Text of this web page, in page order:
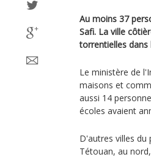
Au moins 37
Safi. La ville
torrentielles dans
Le ministère de
maisons et
aussi 14
écoles avaient
D'autres villes
Tétouan, au